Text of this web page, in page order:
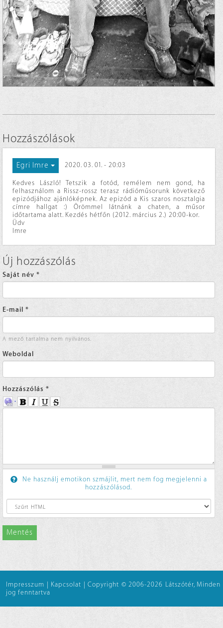
Hozzászólások
Egri Imre 2020. 03. 01. - 20:03
Kedves László! Tetszik a fotód, remélem nem gond, ha
felhasználom a Rissz-rossz terasz rádióműsorunk következő
epizódjához ajánlóképnek. Az epizód a Kis szaros nosztalgia
címre hallgat :) Örömmel látnánk a chaten, a műsor
időtartama alatt. Kezdés hétfőn (2012. március 2.) 20:00-kor.
Üdv
Imre
Új hozzászólás
Saját név *
E-mail *
A mező tartalma nem nyilvános.
Weboldal
Hozzászólás *
Ne használj emotikon szmájlit, mert nem fog megjelenni a
hozzászólásod.
Mentés
Impresszum Kapcsolat
Copyright © 2006-2026 Látszótér, Minden
jog fenntartva